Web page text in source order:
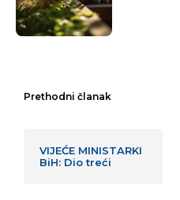
Prethodni članak
VIJEĆE MINISTARKI
BiH: Dio treći